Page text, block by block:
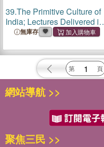
39.The Primitive Culture of
India; Lectures Delivered in
1922 at the School of
London)
無庫存
網站導航 >>
聚焦三民 >>